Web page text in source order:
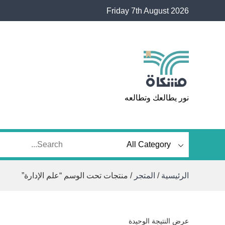
Friday 7th August 2026
مشكاة
نور يطالعك وتطالعه
الرئيسية / المتجر / منتجات تحت الوسم “علم الإدارة”
عرض النتيجة الوحيدة